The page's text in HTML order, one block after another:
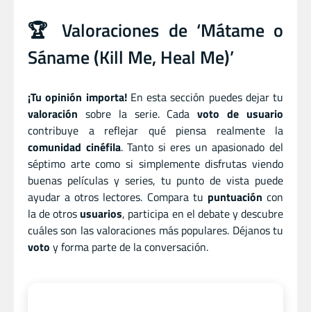
🏆 Valoraciones de ‘Mátame o
Sáname (Kill Me, Heal Me)’
¡Tu opinión importa!En esta sección puedes dejar tu
valoración sobre la serie. Cadavoto de usuario
contribuye a reflejar qué piensa realmente la
comunidad cinéfila. Tanto si eres un apasionado del
séptimo arte como si simplemente disfrutas viendo
buenas películas y series, tu punto de vista puede
ayudar a otros lectores. Compara tu puntuación con
la de otros usuarios, participa en el debate y descubre
cuáles son las valoraciones más populares. Déjanos tu
voto y forma parte de la conversación.